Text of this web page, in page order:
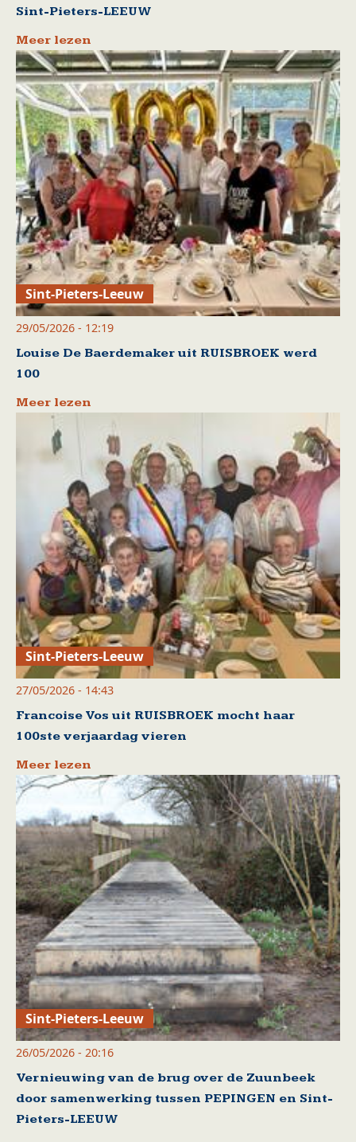
Sint-Pieters-LEEUW
Meer lezen
Sint-Pieters-Leeuw
29/05/2026 - 12:19
Louise De Baerdemaker uit RUISBROEK werd
100
Meer lezen
Sint-Pieters-Leeuw
27/05/2026 - 14:43
Francoise Vos uit RUISBROEK mocht haar
100ste verjaardag vieren
Meer lezen
Sint-Pieters-Leeuw
26/05/2026 - 20:16
Vernieuwing van de brug over de Zuunbeek
door samenwerking tussen PEPINGEN en Sint-
Pieters-LEEUW